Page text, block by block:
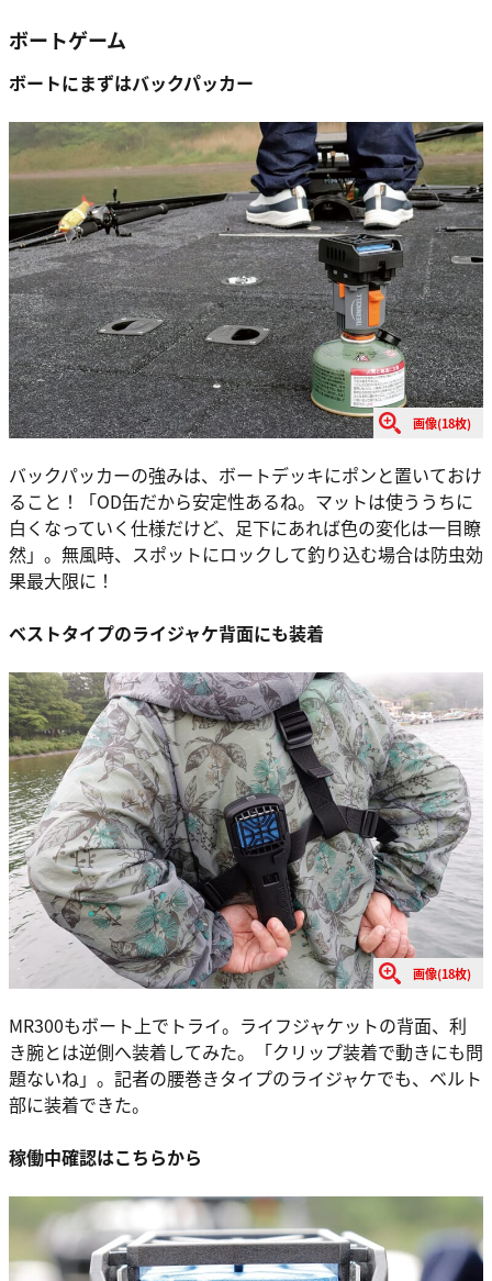
ボートゲーム
ボートにまずはバックパッカー
画像(18枚)
バックパッカーの強みは、ボートデッキにポンと置いておけ
ること！「OD缶だから安定性あるね。マットは使ううちに
白くなっていく仕様だけど、足下にあれば色の変化は一目瞭
然」。無風時、スポットにロックして釣り込む場合は防虫効
果最大限に！
ベストタイプのライジャケ背面にも装着
画像(18枚)
MR300もボート上でトライ。ライフジャケットの背面、利
き腕とは逆側へ装着してみた。「クリップ装着で動きにも問
題ないね」。記者の腰巻きタイプのライジャケでも、ベルト
部に装着できた。
稼働中確認はこちらから